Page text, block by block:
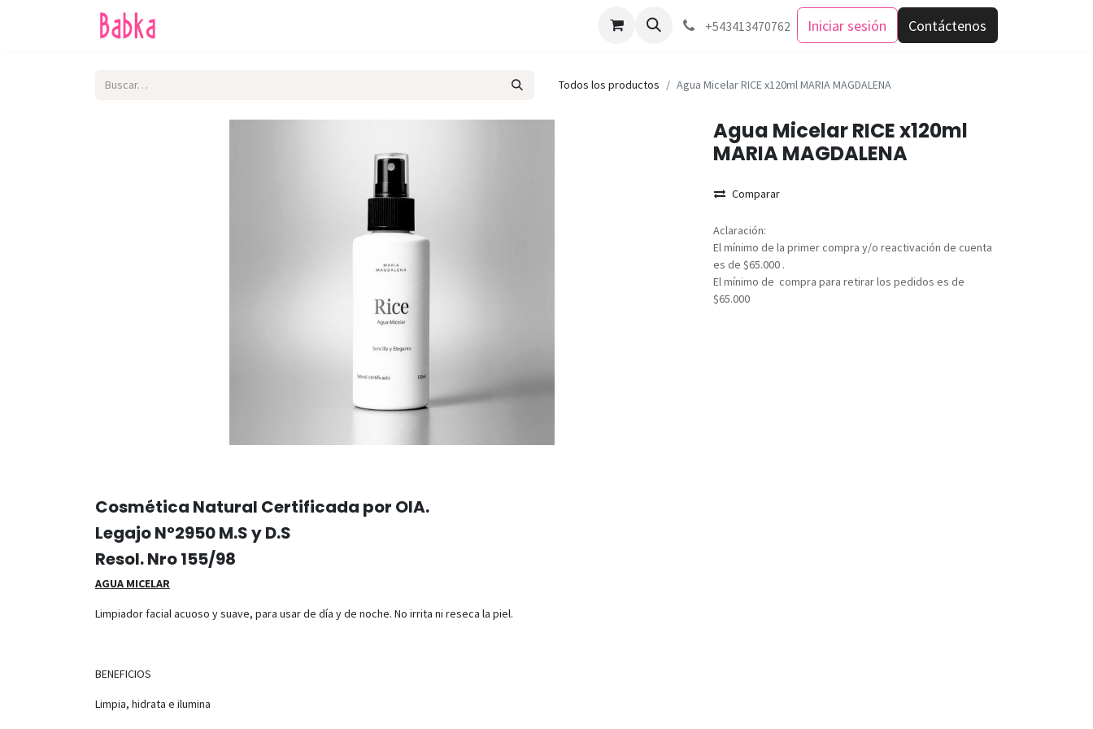
Como comprar +543413470762 Iniciar sesión Contáctenos
Todos los productos Agua Micelar RICE x120ml MARIA MAGDALENA
Agua Micelar RICE x120ml
MARIA MAGDALENA
Comparar
Aclaración:
El mínimo de la primer compra y/o reactivación de cuenta
es de $65.000 .
El mínimo de compra para retirar los pedidos es de
$65.000
Cosmética Natural Certificada por OIA.
Legajo N°2950 M.S y D.S
Resol. Nro 155/98
AGUA MICELAR
Limpiador facial acuoso y suave, para usar de día y de noche. No irrita ni reseca la piel.
BENEFICIOS
Limpia, hidrata e ilumina